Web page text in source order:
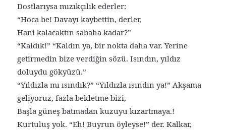
Dostlarıysa mızıkçılık ederler:
“Hoca be! Davayı kaybettin, derler,
Hani kalacaktın sabaha kadar?”
“Kaldık!” “Kaldın ya, bir nokta daha var. Yerine
getirmedin bize verdiğin sözü. Isındın, yıldız
doluydu gökyüzü.”
“Yıldızla mı ısındık?” “Yıldızla ısındın ya!” Akşama
geliyoruz, fazla bekletme bizi,
Başla güneş batmadan kuzuyu kızartmaya.!
Kurtuluş yok. “Eh! Buyrun öyleyse!” der. Kalkar,